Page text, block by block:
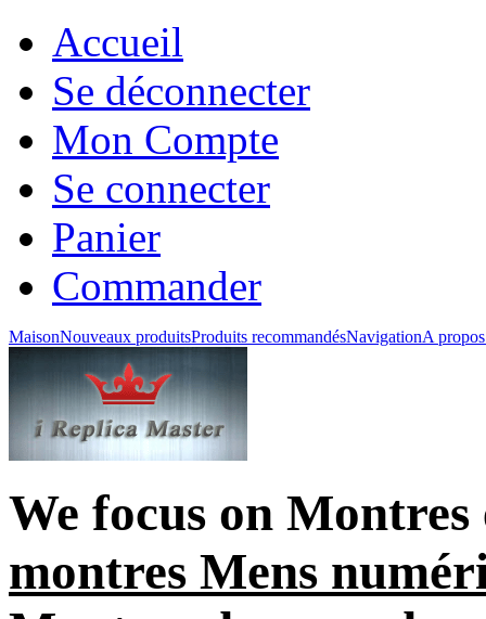
Accueil
Se déconnecter
Mon Compte
Se connecter
Panier
Commander
MaisonNouveaux produitsProduits recommandésNavigationA
We focus on Montres
montres Mens